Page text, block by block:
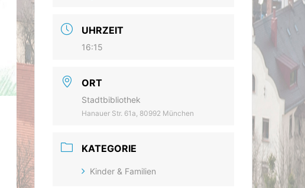
UHRZEIT
16:15
ORT
Stadtbibliothek
Hanauer Str. 61a, 80992 München
KATEGORIE
Kinder & Familien